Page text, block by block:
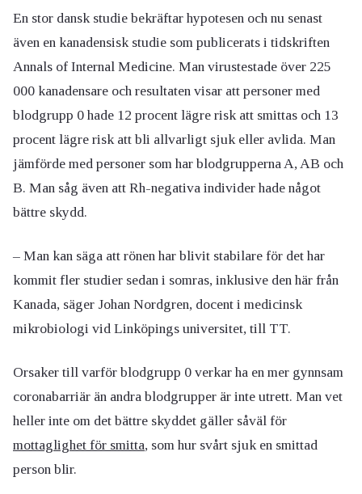
En stor dansk studie bekräftar hypotesen och nu senast
även en kanadensisk studie som publicerats i tidskriften
Annals of Internal Medicine. Man virustestade över 225
000 kanadensare och resultaten visar att personer med
blodgrupp 0 hade 12 procent lägre risk att smittas och 13
procent lägre risk att bli allvarligt sjuk eller avlida. Man
jämförde med personer som har blodgrupperna A, AB och
B. Man såg även att Rh-negativa individer hade något
bättre skydd.
– Man kan säga att rönen har blivit stabilare för det har
kommit fler studier sedan i somras, inklusive den här från
Kanada, säger Johan Nordgren, docent i medicinsk
mikrobiologi vid Linköpings universitet, till TT.
Orsaker till varför blodgrupp 0 verkar ha en mer gynnsam
coronabarriär än andra blodgrupper är inte utrett. Man vet
heller inte om det bättre skyddet gäller såväl för
mottaglighet för smitta, som hur svårt sjuk en smittad
person blir.